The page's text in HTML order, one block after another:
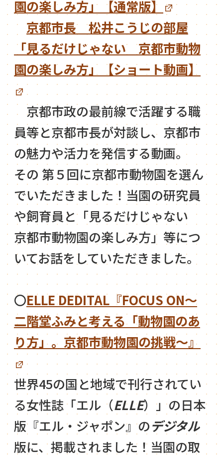
園の楽しみ方」【通常版】
京都市長 松井こうじの部屋
「見るだけじゃない 京都市動物
園の楽しみ方」【ショート動画】
京都市政の最前線で活躍する職
員等と京都市長が対談し、京都市
の魅力や活力を発信する動画。
その 第５回に京都市動物園を選ん
でいただきました！当園の研究員
や飼育員と「見るだけじゃない
京都市動物園の楽しみ方」等につ
いてお話をしていただきました。
〇ELLE DEDITAL『FOCUS ON～
二階堂ふみと考える「動物園のあ
り方」。京都市動物園の挑戦～』
世界45の国と地域で刊行されてい
る女性誌「エル（ELLE）」の日本
版『エル・ジャポン』のデジタル
版に、掲載されました！当園の取